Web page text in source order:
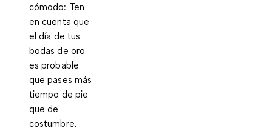
cómodo: Ten
en cuenta que
el día de tus
bodas de oro
es probable
que pases más
tiempo de pie
que de
costumbre.